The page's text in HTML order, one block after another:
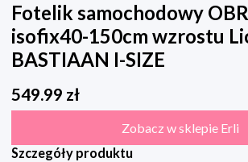
Fotelik samochodowy
isofix40-150cm wzrostu
BASTIAAN I-SIZE
549.99 zł
Zobacz w sklepie Erli
Szczegóły produktu